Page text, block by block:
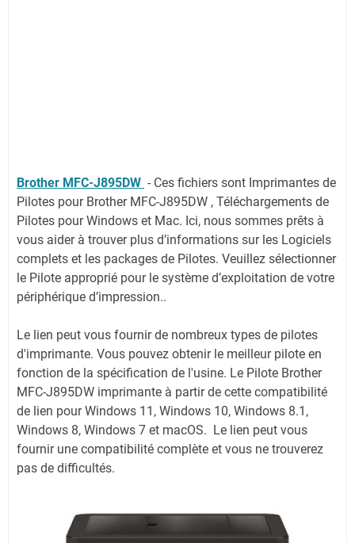
Brother MFC-J895DW - Ces fichiers sont Imprimantes de
Pilotes pour Brother MFC-J895DW , Téléchargements de
Pilotes pour Windows et Mac. Ici, nous sommes prêts à
vous aider à trouver plus d’informations sur les Logiciels
complets et les packages de Pilotes. Veuillez sélectionner
le Pilote approprié pour le système d’exploitation de votre
périphérique d’impression..
Le lien peut vous fournir de nombreux types de pilotes
d'imprimante. Vous pouvez obtenir le meilleur pilote en
fonction de la spécification de l'usine. Le Pilote Brother
MFC-J895DW imprimante à partir de cette compatibilité
de lien pour Windows 11, Windows 10, Windows 8.1,
Windows 8, Windows 7 et macOS. Le lien peut vous
fournir une compatibilité complète et vous ne trouverez
pas de difficultés.